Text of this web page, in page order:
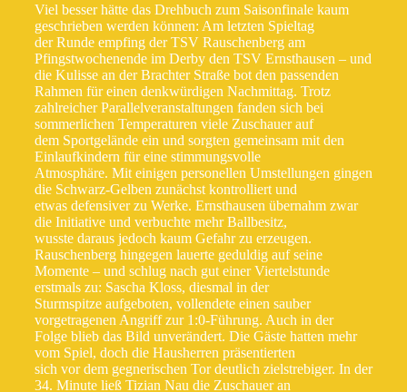
Viel besser hätte das Drehbuch zum Saisonfinale kaum
geschrieben werden können: Am letzten Spieltag
der Runde empfing der TSV Rauschenberg am
Pfingstwochenende im Derby den TSV Ernsthausen – und
die Kulisse an der Brachter Straße bot den passenden
Rahmen für einen denkwürdigen Nachmittag. Trotz
zahlreicher Parallelveranstaltungen fanden sich bei
sommerlichen Temperaturen viele Zuschauer auf
dem Sportgelände ein und sorgten gemeinsam mit den
Einlaufkindern für eine stimmungsvolle
Atmosphäre. Mit einigen personellen Umstellungen gingen
die Schwarz-Gelben zunächst kontrolliert und
etwas defensiver zu Werke. Ernsthausen übernahm zwar
die Initiative und verbuchte mehr Ballbesitz,
wusste daraus jedoch kaum Gefahr zu erzeugen.
Rauschenberg hingegen lauerte geduldig auf seine
Momente – und schlug nach gut einer Viertelstunde
erstmals zu: Sascha Kloss, diesmal in der
Sturmspitze aufgeboten, vollendete einen sauber
vorgetragenen Angriff zur 1:0-Führung. Auch in der
Folge blieb das Bild unverändert. Die Gäste hatten mehr
vom Spiel, doch die Hausherren präsentierten
sich vor dem gegnerischen Tor deutlich zielstrebiger. In der
34. Minute ließ Tizian Nau die Zuschauer an